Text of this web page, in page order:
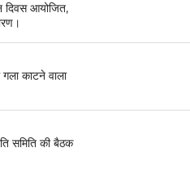
दिवस आयोजित,
काटने वाला
समिति की बैठक